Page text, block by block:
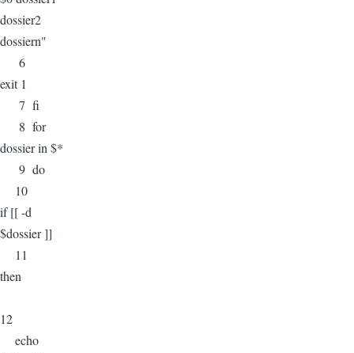
dossier2
dossiern"
6
exit 1
7 fi
8 for
dossier in $*
9 do
10
if [[ -d
$dossier ]]
11
then
12
echo